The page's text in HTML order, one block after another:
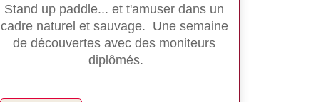
Stand up paddle... et t'amuser dans un
cadre naturel et sauvage.  Une semaine
de découvertes avec des moniteurs
diplômés.